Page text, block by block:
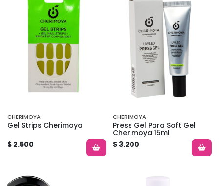
CHERIMOYA
Gel Strips Cherimoya
$ 2.500
CHERIMOYA
Press Gel Para Soft Gel
Cherimoya 15ml
$ 3.200